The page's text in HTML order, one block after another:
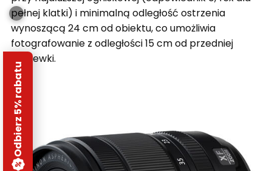
pełnej klatki) i minimalną odległość ostrzenia
wynoszącą 24 cm od obiektu, co umożliwia
fotografowanie z odległości 15 cm od przedniej
soczewki.
Odbierz 5% rabatu